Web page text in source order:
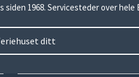
siden 1968. Servicesteder over hele
ditt